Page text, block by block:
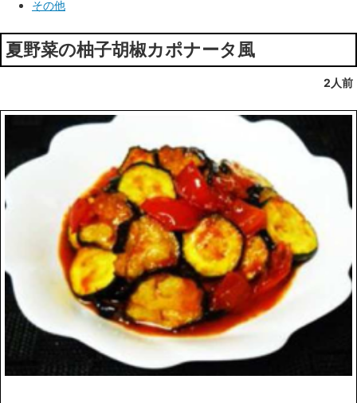
その他
夏野菜の柚子胡椒カポナータ風
2人前